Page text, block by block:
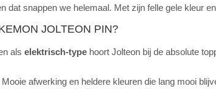
dat snappen we helemaal. Met zijn felle gele kleur
JOLTEON PIN?
als elektrisch-type hoort Jolteon bij de absolute
Mooie afwerking en heldere kleuren die lang mooi